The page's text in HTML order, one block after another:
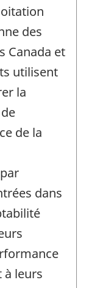
des
Canada et
utilisent
la
de la
dans
à leurs